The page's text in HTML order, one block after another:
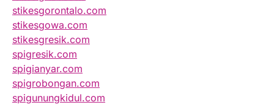
stikesgorontalo.com
stikesgowa.com
stikesgresik.com
spigresik.com
spigianyar.com
spigrobongan.com
spigunungkidul.com